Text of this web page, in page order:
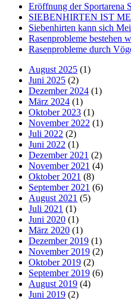
Eröffnung der Sportarena
SIEBENHIRTEN IST
Siebenhirten kann sich
Rasenprobleme bestehen
Rasenprobleme durch
August 2025 (1)
Juni 2025 (2)
Dezember 2024 (1)
März 2024 (1)
Oktober 2023 (1)
November 2022 (1)
Juli 2022 (2)
Juni 2022 (1)
Dezember 2021 (2)
November 2021 (4)
Oktober 2021 (8)
September 2021 (6)
August 2021 (5)
Juli 2021 (1)
Juni 2020 (1)
März 2020 (1)
Dezember 2019 (1)
November 2019 (2)
Oktober 2019 (2)
September 2019 (6)
August 2019 (4)
Juni 2019 (2)